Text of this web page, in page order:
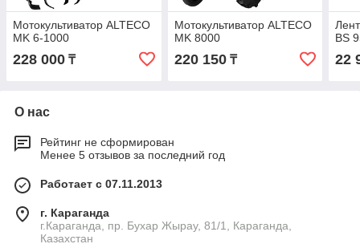
Мотокультиватор ALTECO
MK 6-1000
228 000 ₸
Мотокультиватор ALTECO
MK 8000
220 150₸
BS
22
О нас
Рейтинг не сформирован
Менее 5 отзывов за последний год
Работает с 07.11.2013
г. Караганда
г.Караганда, пр. Бухар Жырау, 81/1, Караганда,
Казахстан